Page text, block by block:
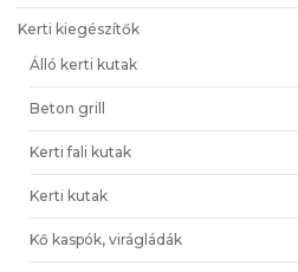
Kerti kiegészítők
Álló kerti kutak
Beton grill
Kerti fali kutak
Kerti kutak
Kő kaspók, virágládák